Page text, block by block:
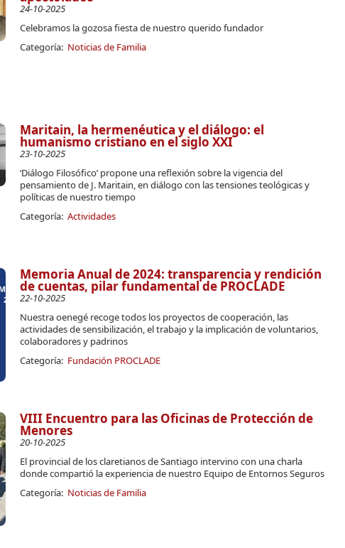
24-10-2025
Celebramos la gozosa fiesta de nuestro querido fundador
Categoría: Noticias de Familia
Maritain, la hermenéutica y el diálogo: el
humanismo cristiano en el siglo XXI
23-10-2025
‘Diálogo Filosófico’ propone una reflexión sobre la vigencia del
pensamiento de J. Maritain, en diálogo con las tensiones teológicas y
políticas de nuestro tiempo
Categoría: Actividades
Memoria Anual de 2024: transparencia y rendición
de cuentas, pilar fundamental de PROCLADE
22-10-2025
Nuestra oenegé recoge todos los proyectos de cooperación, las
actividades de sensibilización, el trabajo y la implicación de voluntarios,
colaboradores y padrinos
Categoría: Fundación PROCLADE
VIII Encuentro para las Oficinas de Protección de
Menores
20-10-2025
El provincial de los claretianos de Santiago intervino con una charla
donde compartió la experiencia de nuestro Equipo de Entornos Seguros
Categoría: Noticias de Familia